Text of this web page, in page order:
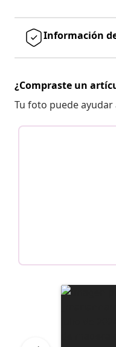
Información
¿Compraste un
Tu foto puede ayudar